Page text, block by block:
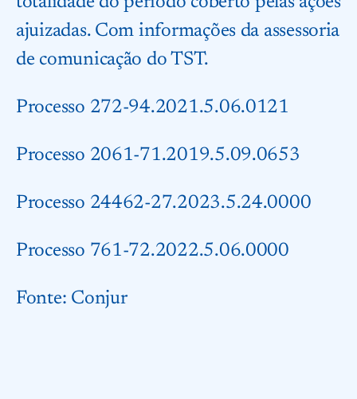
ajuizadas. Com informações da assessoria
de comunicação do TST.
Processo 272-94.2021.5.06.0121
Processo 2061-71.2019.5.09.0653
Processo 24462-27.2023.5.24.0000
Processo 761-72.2022.5.06.0000
Fonte: Conjur